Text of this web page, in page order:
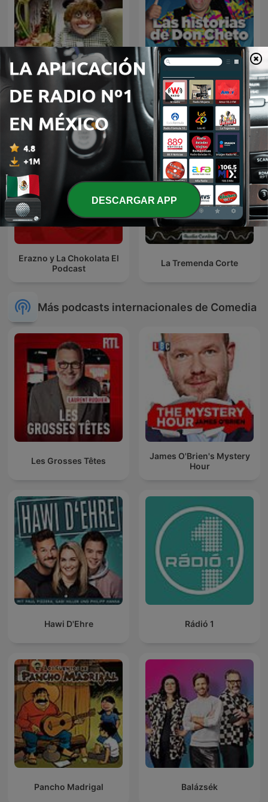
Panda Show (NO OFICIAL)
Las Historias de Don
Cheto
Erazno y La Chokolata El
Podcast
La Tremenda Corte
Más podcasts internacionales de Comedia
Les Grosses Têtes
James O'Brien's Mystery
Hour
Hawi D'Ehre Rádió 1
Pancho Madrigal Balázsék
DESCARGAR APP